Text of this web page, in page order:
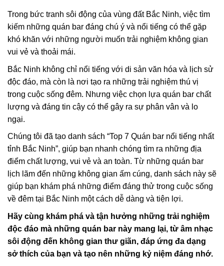
Trong bức tranh sôi động của vùng đất Bắc Ninh, việc tìm
kiếm những quán bar đáng chú ý và nổi tiếng có thể gặp
khó khăn với những người muốn trải nghiệm không gian
vui vẻ và thoải mái.
Bắc Ninh không chỉ nổi tiếng với di sản văn hóa và lịch sử
độc đáo, mà còn là nơi tạo ra những trải nghiệm thú vị
trong cuộc sống đêm. Nhưng việc chọn lựa quán bar chất
lượng và đáng tin cậy có thể gây ra sự phân vân và lo
ngại.
Chúng tôi đã tạo danh sách “Top 7 Quán bar nổi tiếng nhất
tỉnh Bắc Ninh”, giúp bạn nhanh chóng tìm ra những địa
điểm chất lượng, vui vẻ và an toàn. Từ những quán bar
lịch lãm đến những không gian ấm cúng, danh sách này sẽ
giúp bạn khám phá những điểm đáng thử trong cuộc sống
về đêm tại Bắc Ninh một cách dễ dàng và tiện lợi.
Hãy cùng khám phá và tận hưởng những trải nghiệm
độc đáo mà những quán bar này mang lại, từ âm nhạc
sôi động đến không gian thư giãn, đáp ứng đa dạng
sở thích của bạn và tạo nên những kỷ niệm đáng nhớ.